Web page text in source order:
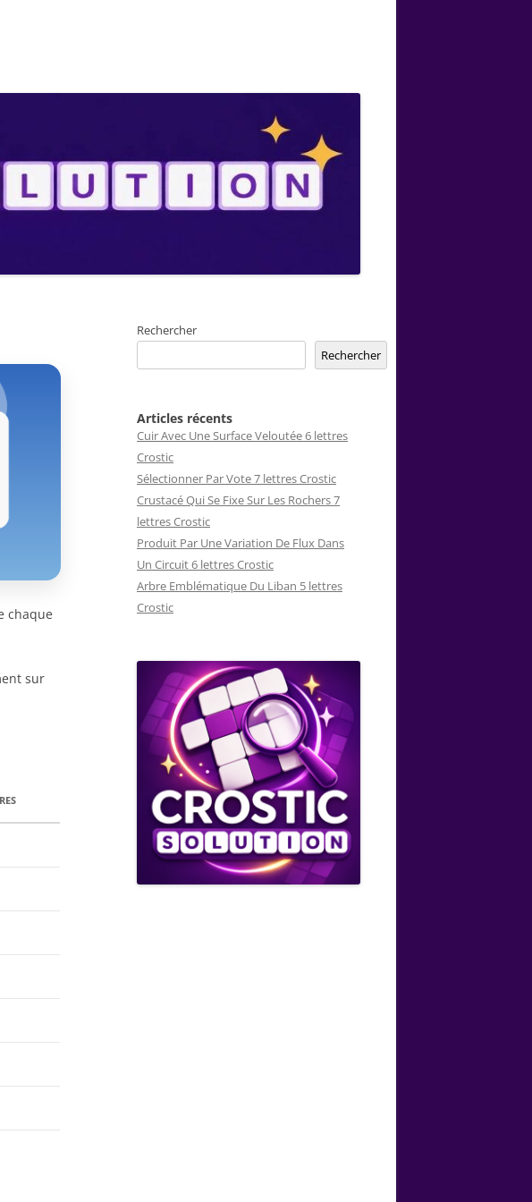
chaque
sur
Rechercher
Rechercher
Articles récents
Cuir Avec Une Surface Veloutée 6 lettres
Crostic
Sélectionner Par Vote 7 lettres Crostic
Crustacé Qui Se Fixe Sur Les Rochers 7
lettres Crostic
Produit Par Une Variation De Flux Dans
Un Circuit 6 lettres Crostic
Arbre Emblématique Du Liban 5 lettres
Crostic